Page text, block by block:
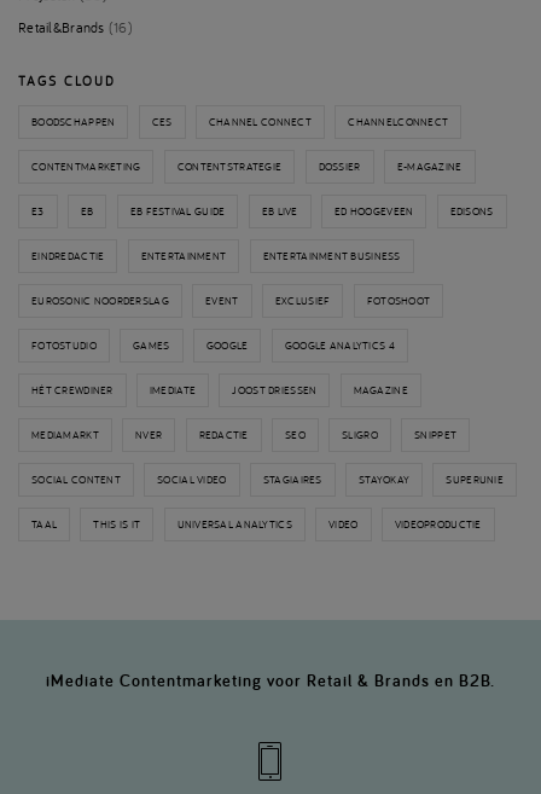
Retail&Brands (16)
TAGS CLOUD
BOODSCHAPPEN CES CHANNEL CONNECT CHANNELCONNECT
CONTENTMARKETING CONTENTSTRATEGIE DOSSIER E-MAGAZINE
E3 EB EB FESTIVAL GUIDE EB LIVE ED HOOGEVEEN EDISONS
EINDREDACTIE ENTERTAINMENT ENTERTAINMENT BUSINESS
EUROSONIC NOORDERSLAG EVENT EXCLUSIEF FOTOSHOOT
FOTOSTUDIO GAMES GOOGLE GOOGLE ANALYTICS 4
HÉT CREWDINER IMEDIATE JOOST DRIESSEN MAGAZINE
MEDIAMARKT NVER REDACTIE SEO SLIGRO SNIPPET
SOCIAL CONTENT SOCIAL VIDEO STAGIAIRES STAYOKAY SUPERUNIE
TAAL THIS IS IT UNIVERSAL ANALYTICS VIDEO VIDEOPRODUCTIE
iMediate Contentmarketing voor Retail & Brands en B2B.